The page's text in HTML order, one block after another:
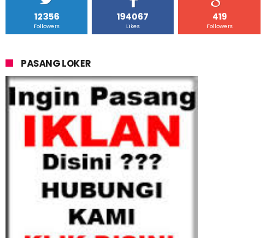
12356
Followers
194067
Likes
419
Followers
PASANG LOKER